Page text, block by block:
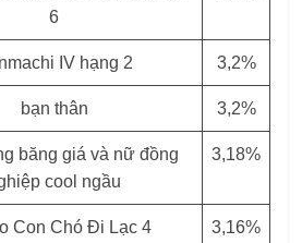
6
IV hạng 2 3,2%
bạn thân 3,2%
băng giá và nữ đồng
cool ngầu
3,18%
Con Chó Đi Lạc 4 3,16%